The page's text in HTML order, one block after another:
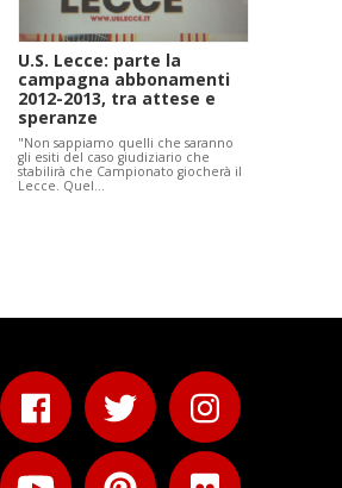
U.S. Lecce: parte la
campagna abbonamenti
2012-2013, tra attese e
speranze
"Non sappiamo quelli che saranno
gli esiti del caso giudiziario che
stabilirà che Campionato giocherà il
Lecce. Quel…